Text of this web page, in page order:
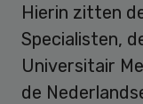
Hierin zitten
Specialisten,
Universitair
de